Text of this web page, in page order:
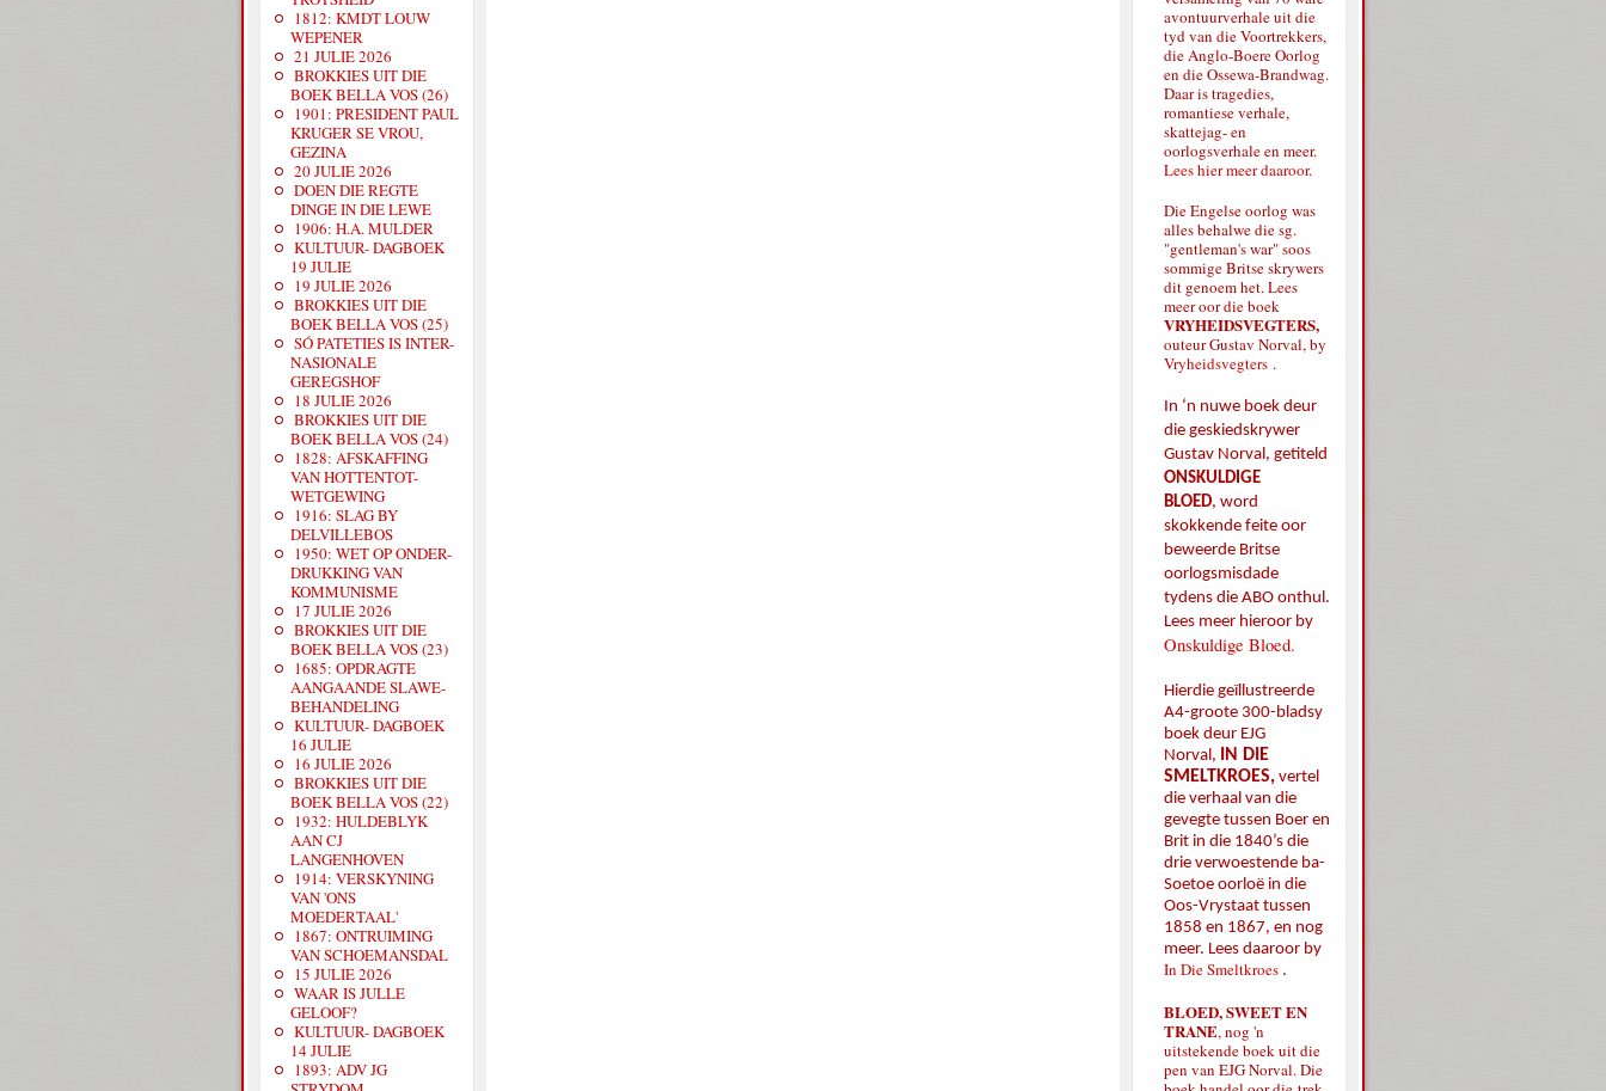
1812: KMDT LOUW
WEPENER
21 JULIE 2026
BROKKIES UIT DIE
BOEK BELLA VOS (26)
1901: PRESIDENT PAUL
KRUGER SE VROU,
GEZINA
20 JULIE 2026
DOEN DIE REGTE
DINGE IN DIE LEWE
1906: H.A. MULDER
KULTUUR- DAGBOEK
19 JULIE
19 JULIE 2026
BROKKIES UIT DIE
BOEK BELLA VOS (25)
SÓ PATETIES IS INTER-
NASIONALE
GEREGSHOF
18 JULIE 2026
BROKKIES UIT DIE
BOEK BELLA VOS (24)
1828: AFSKAFFING
VAN HOTTENTOT-
WETGEWING
1916: SLAG BY
DELVILLEBOS
1950: WET OP ONDER-
DRUKKING VAN
KOMMUNISME
17 JULIE 2026
BROKKIES UIT DIE
BOEK BELLA VOS (23)
1685: OPDRAGTE
AANGAANDE SLAWE-
BEHANDELING
KULTUUR- DAGBOEK
16 JULIE
16 JULIE 2026
BROKKIES UIT DIE
BOEK BELLA VOS (22)
1932: HULDEBLYK
AAN CJ
LANGENHOVEN
1914: VERSKYNING
VAN 'ONS
MOEDERTAAL'
1867: ONTRUIMING
VAN SCHOEMANSDAL
15 JULIE 2026
WAAR IS JULLE
GELOOF?
KULTUUR- DAGBOEK
14 JULIE
1893: ADV JG
avontuurverhale uit die
tyd van die Voortrekkers,
die Anglo-Boere Oorlog
en die Ossewa-Brandwag.
Daar is tragedies,
romantiese verhale,
skattejag- en
oorlogsverhale en meer.
Lees hier meer daaroor.
Die Engelse oorlog was
alles behalwe die sg.
"gentleman's war" soos
sommige Britse skrywers
dit genoem het. Lees
meer oor die boek
VRYHEIDSVEGTERS,
outeur Gustav Norval, by
Vryheidsvegters .
In ‘n nuwe boek deur
die geskiedskrywer
Gustav Norval, getiteld
ONSKULDIGE
BLOED, word
skokkende feite oor
beweerde Britse
oorlogsmisdade
tydens die ABO onthul.
Lees meer hieroor by
Onskuldige Bloed.
Hierdie geïllustreerde
A4-groote 300-bladsy
boek deur EJG
Norval,
IN DIE
SMELTKROES, vertel
die verhaal van die
gevegte tussen Boer en
Brit in die 1840’s die
drie verwoestende ba-
Soetoe oorloë in die
Oos-Vrystaat tussen
1858 en 1867, en nog
meer. Lees daaroor by
In Die Smeltkroes .
BLOED, SWEET EN
TRANE, nog 'n
uitstekende boek uit die
pen van EJG Norval. Die